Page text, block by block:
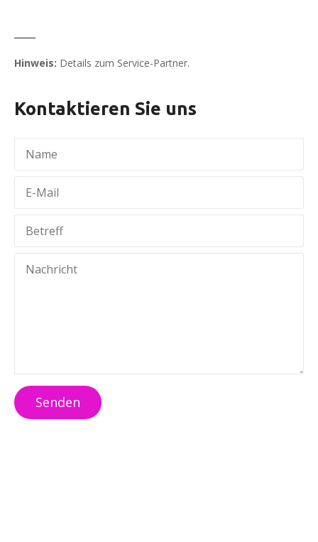
Hinweis: Details zum Service-Partner.
Kontaktieren Sie uns
Senden